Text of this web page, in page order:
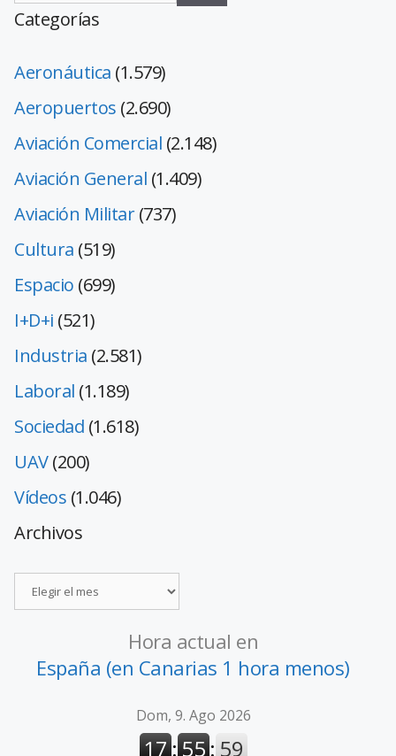
Categorías
Aeronáutica (1.579)
Aeropuertos (2.690)
Aviación Comercial (2.148)
Aviación General (1.409)
Aviación Militar(737)
Cultura (519)
Espacio (699)
I+D+i (521)
Industria (2.581)
Laboral (1.189)
Sociedad (1.618)
UAV(200)
Vídeos (1.046)
Archivos
Hora actual en
España (en Canarias 1 hora menos)